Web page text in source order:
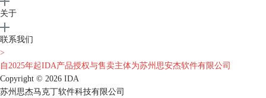
关于
联系我们
>
自2025年起IDA产品授权与售卖主体为苏州思安杰软件有限公司
Copyright © 2026 IDA
苏州思杰马克丁软件科技有限公司